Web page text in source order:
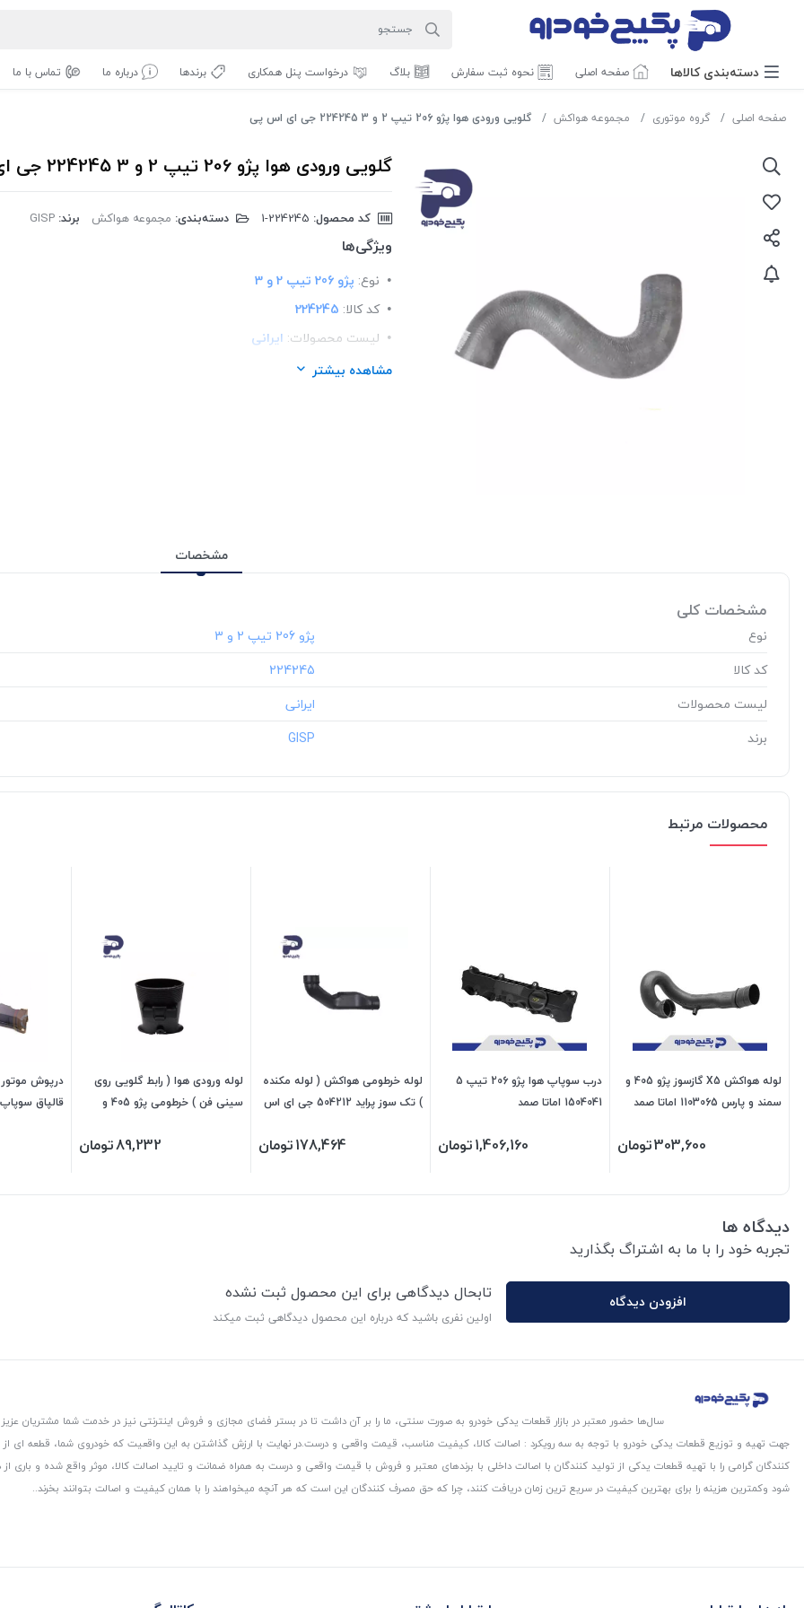
دسته‌بندی‌ کالاها صفحه اصلی نحوه ثبت سفارش بلاگ درخواست پنل همکاری برندها درباره ما تماس با ما
صفحه اصلی گروه موتوری مجموعه هواکش گلویی ورودی هوا پژو 206 تیپ 2 و 3 224245 جی ای اس پی
گلویی ورودی هوا پژو 206 تیپ 2 و 3 224245 جی ای اس پی
کد محصول: دسته‌بندی: مجموعه هواکش برند: GISP
ویژگی‌ها
نوع: پژو 206 تیپ 2 و 3
کد کالا: 224245
لیست محصولات: ایرانی
برند:GISP
مشاهده بیشتر
مشخصات
مشخصات کلی
نوع
کد کالا
‎224245
لیست محصولات
برند
‎GISP
محصولات مرتبط
لوله هواکش X5 گازسوز پژو 405 و
سمند و پارس 1103065 اماتا صمد
303,600تومان
درب سوپاپ هوا پژو 206 تیپ 5
1504041 اماتا صمد
1,406,160تومان
لوله خرطومی هواکش ( لوله مکنده
) تک سوز پراید 504212 جی ای اس
178,464تومان
لوله ورودی هوا ( رابط گلویی روی
سینی فن ) خرطومی پژو 405 و
89,232تومان
درپوش
دیدگاه ها
تجربه خود را با ما به اشتراگ بگذارید
افزودن دیدگاه تابحال دیدگاهی برای این محصول ثبت نشده
اولین نفری باشید که درباره این محصول دیدگاهی ثبت میکند
سال‌ها حضور معتبر در بازار قطعات یدکی خودرو به صورت سنتی، ما را بر آن داشت تا در بستر فضای مجازی و فروش اینترنتی نیز در خدمت شما مشتریان
جهت تهیه و توزیع قطعات یدکی خودرو با توجه به سه رویکرد : اصالت کالا، کیفیت مناسب، قیمت واقعی و درست.در نهایت با ارزش گذاشتن به این واقعیت که خودروی شما، قطعه ای
کنندگان گرامی را با تهیه قطعات یدکی از تولید کنندگان با اصالت داخلی با برندهای معتبر و فروش با قیمت واقعی و درست به همراه ضمانت و تایید اصالت کالا، موثر واقع شده و
شود و‌کمترین هزینه را برای بهترین کیفیت در سریع ترین زمان دریافت کنند، چرا که حق مصرف کنندگان این است که هر آنچه میخواهند را با همان کیفیت و اصالت بتوانند بخرند..